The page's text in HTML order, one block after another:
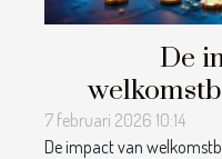
De
7 februari 2026 10:14
De impact van